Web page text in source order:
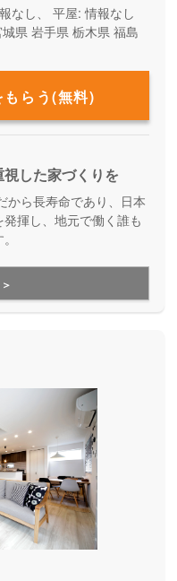
なし、 平屋: 情報なし
県 岩手県 栃木県 福島
らう(無料)
した家づくりを
から長寿命であり、日本
揮し、地元で働く誰も